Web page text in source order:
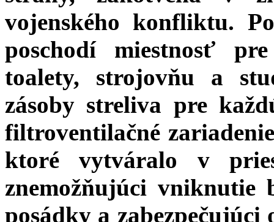
vojenského konfliktu.
poschodí miestnosť
toalety, strojovňu a
zásoby streliva pre
filtroventilačné
ktoré vytváralo v
znemožňujúci vniknutie
posádky a